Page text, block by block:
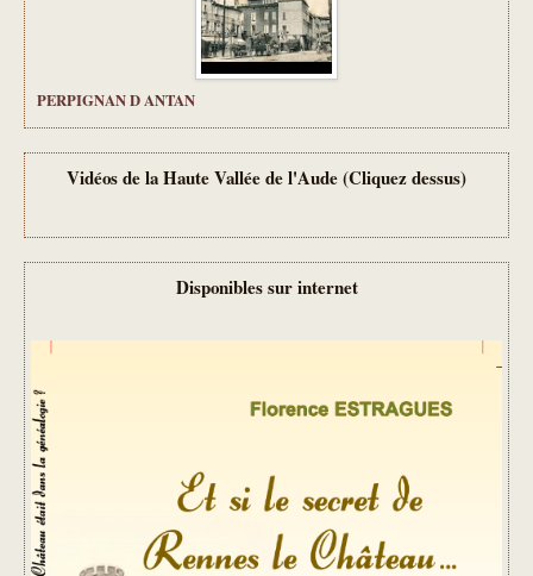
PERPIGNAN D ANTAN
Vidéos de la Haute Vallée de l'Aude (Cliquez dessus)
Disponibles sur internet